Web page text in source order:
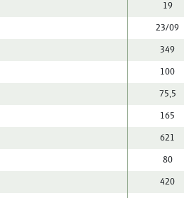
19
23/09
349
100
75,5
165
621
80
420